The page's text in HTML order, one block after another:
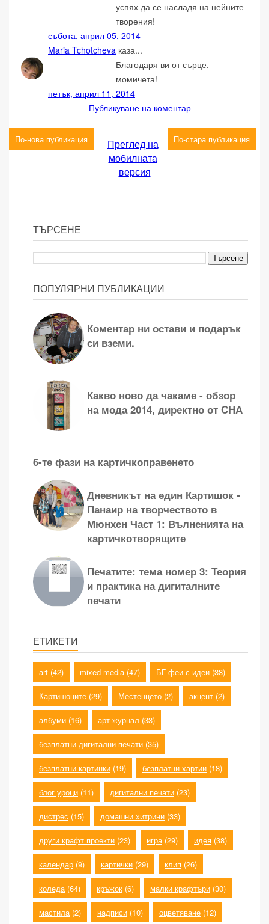
успях да се насладя на нейните
творения!
събота, април 05, 2014
Maria Tchotcheva каза...
Благодаря ви от сърце,
момичета!
петък, април 11, 2014
Публикуване на коментар
По-нова публикация По-стара публикация
Преглед на
мобилната
версия
ТЪРСЕНЕ
ПОПУЛЯРНИ ПУБЛИКАЦИИ
Коментар ни остави и подарък
си вземи.
Какво ново да чакаме - обзор
на мода 2014, директно от CHA
6-те фази на картичкоправенето
Дневникът на един Картишок -
Панаир на творчеството в
Мюнхен Част 1: Вълненията на
картичкотворящите
Печатите: тема номер 3: Теория
и практика на дигиталните
печати
ЕТИКЕТИ
art (42) mixed media (47) БГ феи с идеи (38)
Картишоците (29) Местенцето (2) акцент (2)
албуми (16) арт журнал (33)
безплатни дигитални печати (35)
безплатни картинки (19) безплатни хартии (18)
блог уроци (11) дигитални печати (23)
дистрес (15) домашни хитрини (33)
други крафт проекти (23) игра (29) идея (38)
календар (9) картички (29) клип (26)
коледа (64) кръжок (6) малки крафтъри (30)
мастила (2) надписи (10) оцветяване (12)